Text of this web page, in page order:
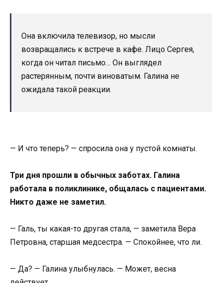
Она включила телевизор, но мысли
возвращались к встрече в кафе. Лицо Сергея,
когда он читал письмо… Он выглядел
растерянным, почти виноватым. Галина не
ожидала такой реакции.
— И что теперь? — спросила она у пустой комнаты.
Три дня прошли в обычных заботах. Галина
работала в поликлинике, общалась с пациентами.
Никто даже не заметил.
— Галь, ты какая-то другая стала, — заметила Вера
Петровна, старшая медсестра. — Спокойнее, что ли.
— Да? — Галина улыбнулась. — Может, весна